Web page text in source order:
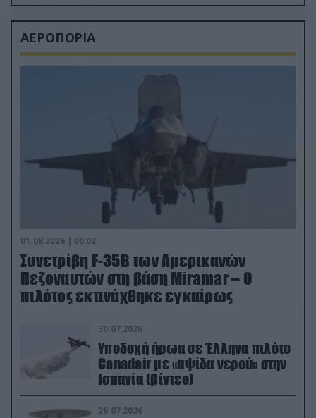
ΑΕΡΟΠΟΡΙΑ
01.08.2026 | 00:02
Συνετρίβη F-35B των Αμερικανών
Πεζοναυτών στη βάση Miramar – Ο
πιλότος εκτινάχθηκε εγκαίρως
30.07.2026
Υποδοχή ήρωα σε Έλληνα πιλότο
Canadair με «αψίδα νερού» στην
Ισπανία (βίντεο)
29.07.2026